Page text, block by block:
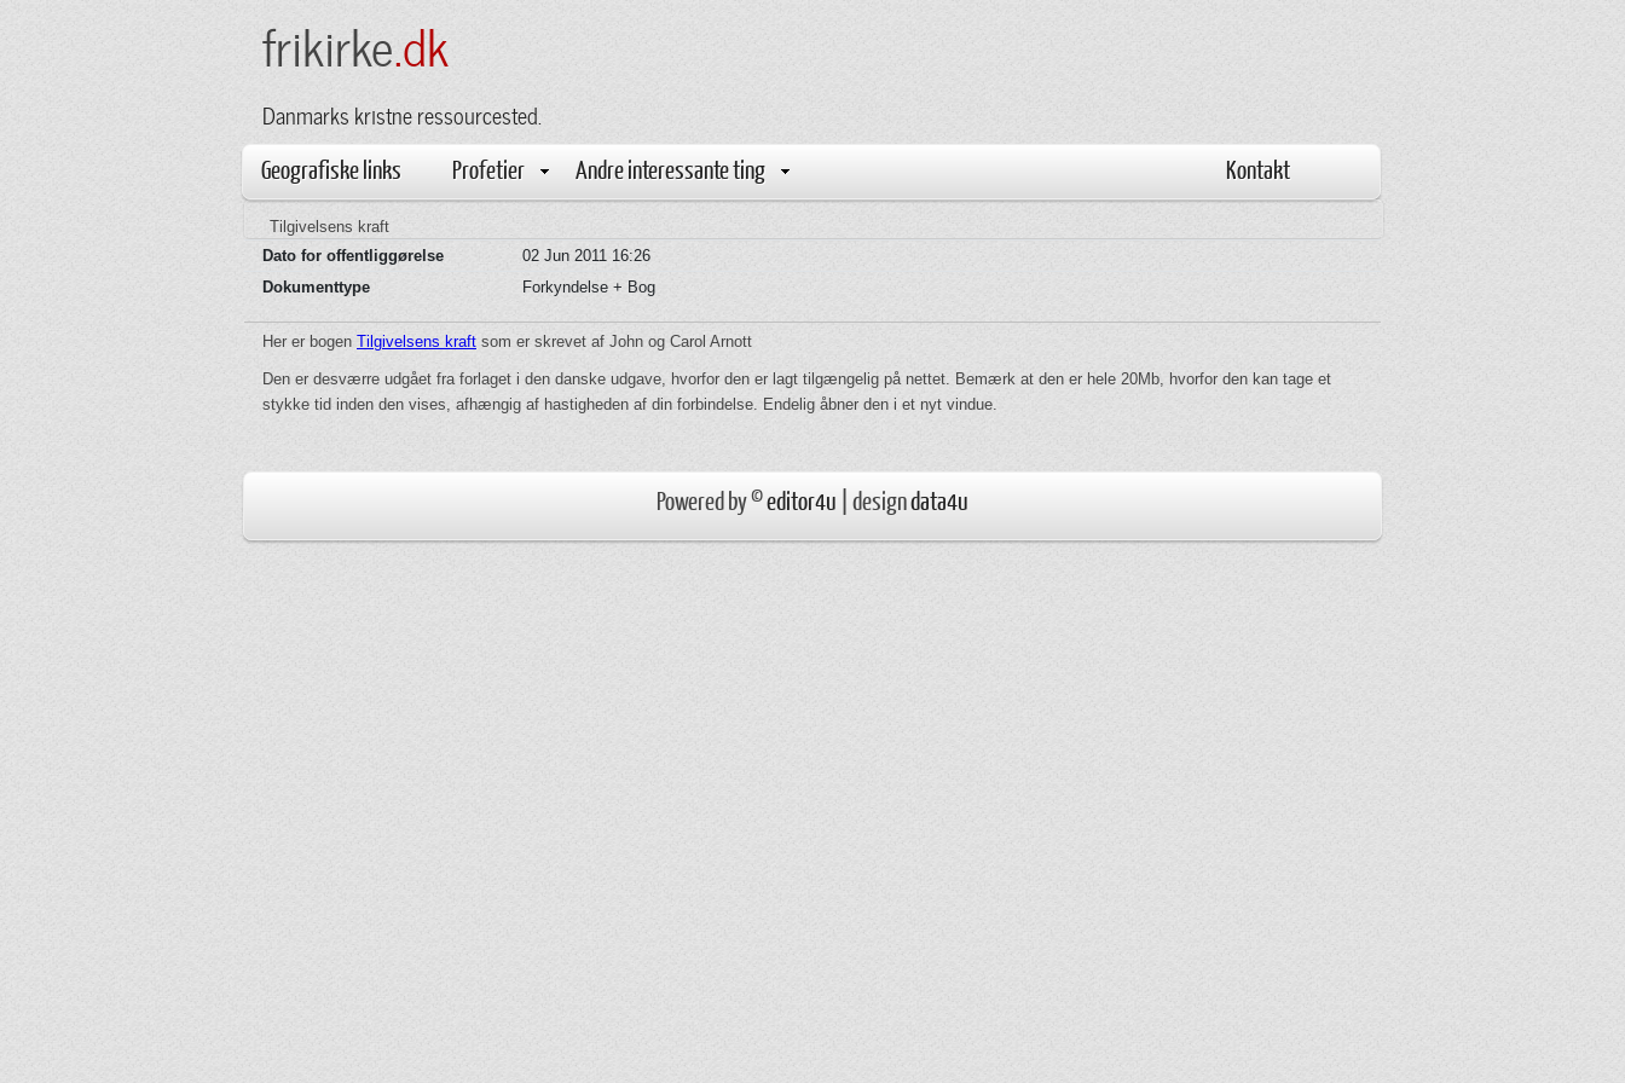
frikirke.dk
Danmarks kristne ressourcested.
Geografiske links Profetier Andre interessante ting Kontakt
Tilgivelsens kraft
Dato for offentliggørelse
02 Jun 2011 16:26
Dokumenttype
Forkyndelse + Bog
Her er bogen Tilgivelsens kraft som er skrevet af John og Carol Arnott
Den er desværre udgået fra forlaget i den danske udgave, hvorfor den er lagt tilgængelig på nettet. Bemærk at den er hele 20Mb, hvorfor den kan tage et
stykke tid inden den vises, afhængig af hastigheden af din forbindelse. Endelig åbner den i et nyt vindue.
Powered by ©editor4u | designdata4u